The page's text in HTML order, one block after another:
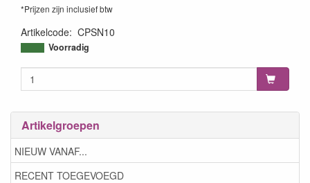
Artikelgroepen
NIEUW VANAF...
RECENT TOEGEVOEGD
*Prijzen zijn inclusief btw
Artikelcode: CPSN10
4511338006801
Voorradig